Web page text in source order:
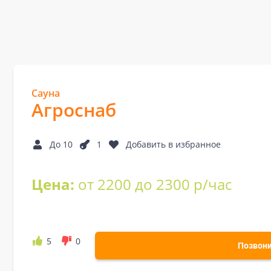
Сауна
Агроснаб
До 10 1 Добавить в избранное
Цена: от 2200 до 2300 р/час
5 0